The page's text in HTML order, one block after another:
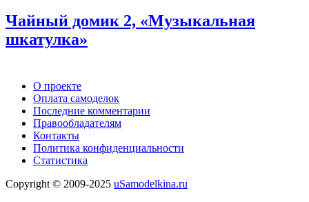
Чайный домик 2, «Музыкальная
шкатулка»
О проекте
Оплата самоделок
Последние комментарии
Правообладателям
Контакты
Политика конфиденциальности
Статистика
Copyright © 2009-2025 uSamodelkina.ru